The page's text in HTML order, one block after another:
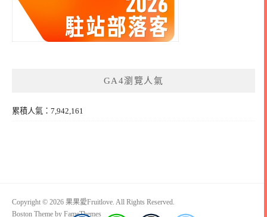
GA4瀏覽人氣
累積人氣：7,942,161
Copyright © 2026 果果愛Fruitlove. All Rights Reserved.
Boston Theme by FameThemes